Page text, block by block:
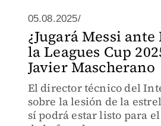
05.08.2025/
¿Jugará Messi ante
la Leagues Cup
Javier Mascherano
El director técnico del
sobre la lesión de la
sí podrá estar listo para